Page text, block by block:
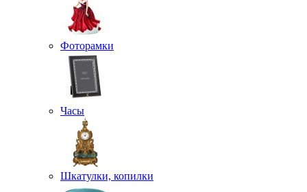
Фоторамки
Часы
Шкатулки, копилки